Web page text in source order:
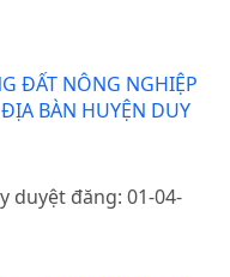
ĐẤT NÔNG NGHIỆP
BÀN HUYỆN DUY
duyệt đăng: 01-04-